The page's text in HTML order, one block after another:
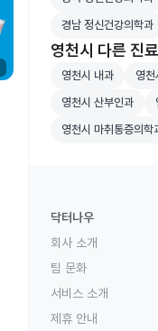
경남 정신건강의
경남 정신건강의학과
영천시 다른 진
영천시 내과 병원
영천시 내과 영
영
영천시 산부인과
영천시 산부인과
영천시 마취통증
영천시 마취통증의학
닥터나우
회사 소개
팀 문화
서비스 소개
제휴 안내